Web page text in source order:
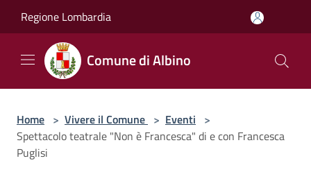
Regione Lombardia
Comune di Albino
Home > Vivere il Comune > Eventi >
Spettacolo teatrale "Non è Francesca" di e con Francesca
Puglisi